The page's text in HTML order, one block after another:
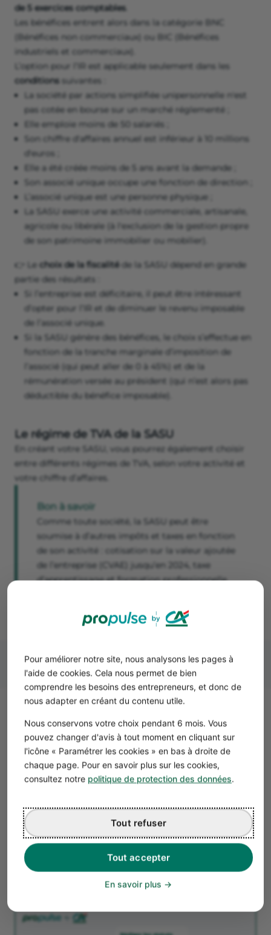
Pour améliorer notre site, nous analysons les pages à
l'aide de cookies. Cela nous permet de bien
comprendre les besoins des entrepreneurs, et donc de
nous adapter en créant du contenu utile.
Nous conservons votre choix pendant 6 mois. Vous
pouvez changer d'avis à tout moment en cliquant sur
l'icône « Paramétrer les cookies » en bas à droite de
chaque page. Pour en savoir plus sur les cookies,
consultez notre politique de protection des données.
Tout accepter
Tout refuser
En savoir plus
de 5 exercices comptables.
Les bénéfices entrent alors dans la catégorie BNC
(Bénéfices non commerciaux) ou BIC (Bénéfices
industriels et commerciaux).
L’option pour l’IR est applicable seulement dans les
conditions suivantes :
La société par actions simplifiée unipersonnelle n'est
pas cotée en bourse sur un marché réglementé ;
Elle emploie moins de 50 salariés ;
Son chiffre d'affaires annuel est inférieur à 10 millions
d'euros ;
Elle a été créée moins de 5 ans avant la demande ;
Son associé unique occupe une fonction de direction ;
L’associé unique est une personne physique ;
La SASU exerce une activité commerciale, artisanale,
agricole ou libérale (à l'exclusion de la gestion propre
de son patrimoine immobilier ou mobilier).
👉 Le choix de la fiscalitéde la SASU dépend en grande
partie des résultats :
Si l’entreprise est déficitaire, il peut être intéressant
d’opter pour l’IR et de diminuer le revenu imposable
de l’associé unique.
Si la SASU génère des bénéfices, le choix s’effectue en
fonction de la tranche marginale d’imposition de
l’associé (qui peut aller de 0 à 45%) et de la
rémunération versée au président (qui n’est alors pas
déductible du bénéfice imposable).
Le régime de TVA de la SASU
En créant votre SASU, vous pourrez également choisir
entre différents régimes de TVA, selon votre activité et
votre chiffre d’affaires.
Bon à savoir
Comme toute société, la SASU peut être
soumise à d’autres impôts et taxes en fonction
de son activité : cotisation sur la valeur ajoutée
de l’entreprise (CVAE) jusqu’en 2024, taxe
d’apprentissage et formation professionnelle
Comment créer une SASU ?
Il est possible de créer une SASU dès l’origine mais aussi
detransformer une micro-entreprise en SASU.
La SASU a l'avantage principal de la flexibilité : liberté
dans la rédaction des statuts sociaux, choix du statut du
sociaux… Pour ne pas vous perdre, profitez de nos outils
dédiés à la création de votre société.
Quelles sont les étapes de la création d'une
SASU ?
création d'une SASUsont celles de toute